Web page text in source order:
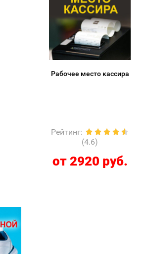
Рабочее место кассира
Рейтинг:
(4.6)
от 2920 руб.